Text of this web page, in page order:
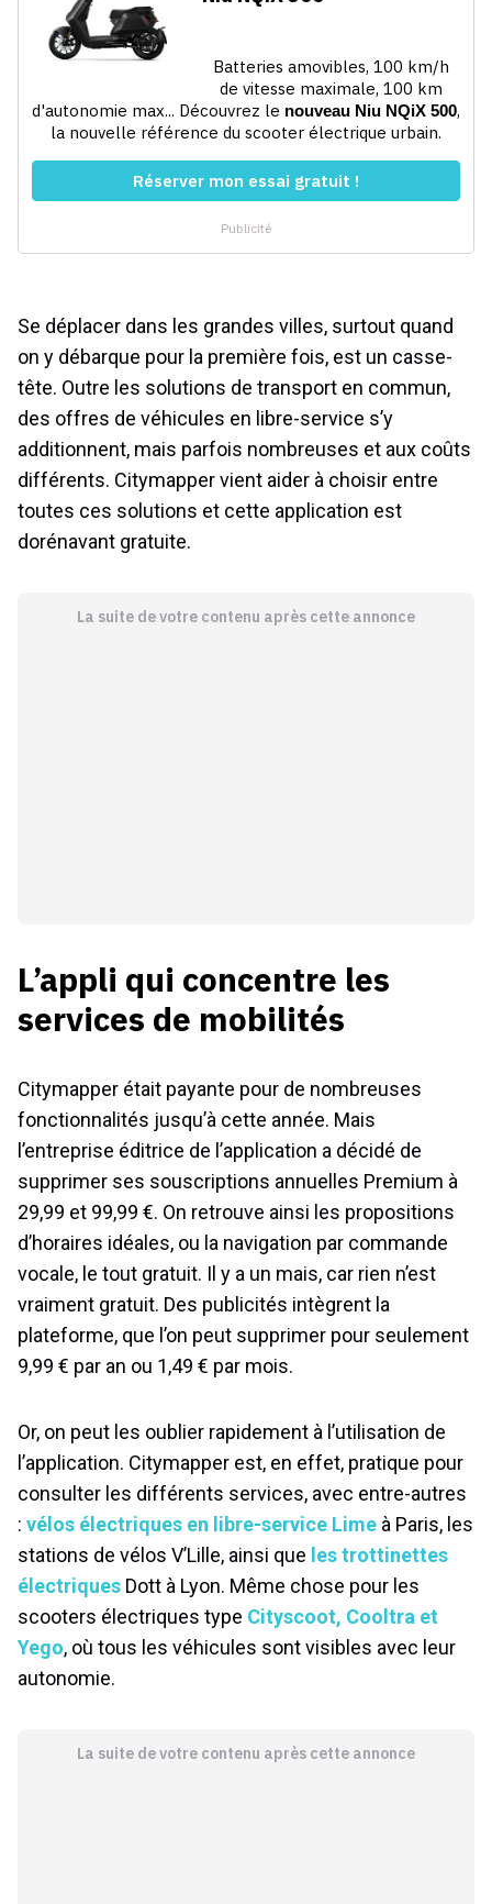
Se déplacer dans les grandes villes, surtout quand
on y débarque pour la première fois, est un casse-
tête. Outre les solutions de transport en commun,
des offres de véhicules en libre-service s’y
additionnent, mais parfois nombreuses et aux coûts
différents. Citymapper vient aider à choisir entre
toutes ces solutions et cette application est
dorénavant gratuite.
La suite de votre contenu après cette annonce
L’appli qui concentre les
services de mobilités
Citymapper était payante pour de nombreuses
fonctionnalités jusqu’à cette année. Mais
l’entreprise éditrice de l’application a décidé de
supprimer ses souscriptions annuelles Premium à
29,99 et 99,99 €. On retrouve ainsi les propositions
d’horaires idéales, ou la navigation par commande
vocale, le tout gratuit. Il y a un mais, car rien n’est
vraiment gratuit. Des publicités intègrent la
plateforme, que l’on peut supprimer pour seulement
9,99 € par an ou 1,49 € par mois.
Or, on peut les oublier rapidement à l’utilisation de
l’application. Citymapper est, en effet, pratique pour
consulter les différents services, avec entre-autres
: vélos électriques en libre-service Lime à Paris, les
stations de vélos V’Lille, ainsi que les trottinettes
électriques Dott à Lyon. Même chose pour les
scooters électriques type Cityscoot, Cooltra et
Yego, où tous les véhicules sont visibles avec leur
autonomie.
La suite de votre contenu après cette annonce